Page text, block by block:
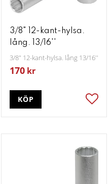
i favoriter
3/8" 12-kant-hylsa.
lång. 13/16''
3/8" 12-kant-hylsa. lång 13/16''
170 kr
KÖP